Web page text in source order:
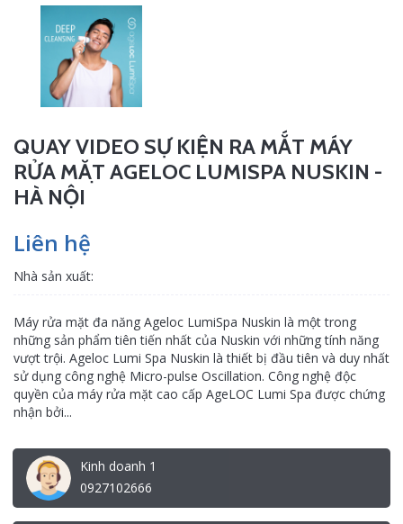
QUAY VIDEO SỰ KIỆN RA MẮT MÁY
RỬA MẶT AGELOC LUMISPA NUSKIN -
HÀ NỘI
Liên hệ
Nhà sản xuất:
Máy rửa mặt đa năng Ageloc LumiSpa Nuskin là một trong
những sản phẩm tiên tiến nhất của Nuskin với những tính năng
vượt trội. Ageloc Lumi Spa Nuskin là thiết bị đầu tiên và duy nhất
sử dụng công nghệ Micro-pulse Oscillation. Công nghệ độc
quyền của máy rửa mặt cao cấp AgeLOC Lumi Spa được chứng
nhận bởi...
Kinh doanh 1
0927102666